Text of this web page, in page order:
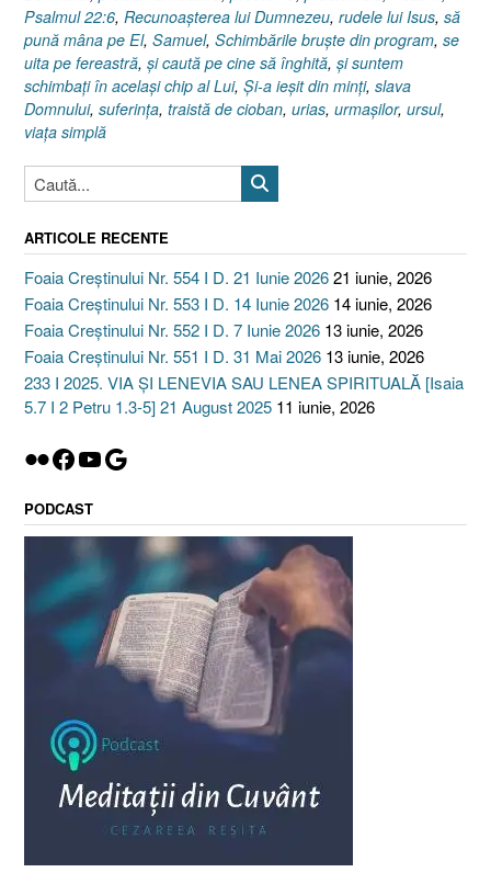
Psalmul 22:6, Recunoaşterea lui Dumnezeu, rudele lui Isus, să
pună mâna pe El, Samuel, Schimbările bruşte din program, se
uita pe fereastră, şi caută pe cine să înghită, şi suntem
schimbaţi în acelaşi chip al Lui, Şi-a ieşit din minţi, slava
Domnului, suferinţa, traistă de cioban, urias, urmaşilor, ursul,
viaţa simplă
ARTICOLE RECENTE
Foaia Creștinului Nr. 554 I D. 21 Iunie 202621 iunie, 2026
Foaia Creștinului Nr. 553 I D. 14 Iunie 2026 14 iunie, 2026
Foaia Creștinului Nr. 552 I D. 7 Iunie 2026 13 iunie, 2026
Foaia Creștinului Nr. 551 I D. 31 Mai 2026 13 iunie, 2026
233 I 2025. VIA ȘI LENEVIA SAU LENEA SPIRITUALĂ [Isaia
5.7 I 2 Petru 1.3-5] 21 August 2025 11 iunie, 2026
Flickr
Facebook
YouTube
Google
PODCAST